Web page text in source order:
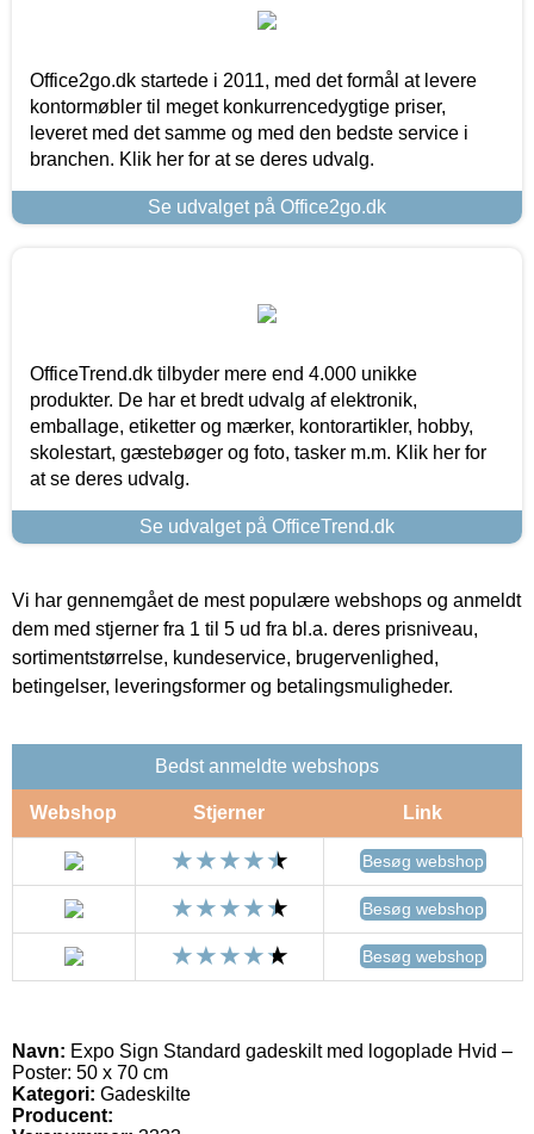
Office2go.dk startede i 2011, med det formål at levere
kontormøbler til meget konkurrencedygtige priser,
leveret med det samme og med den bedste service i
branchen. Klik her for at se deres udvalg.
Se udvalget på Office2go.dk
OfficeTrend.dk tilbyder mere end 4.000 unikke
produkter. De har et bredt udvalg af elektronik,
emballage, etiketter og mærker, kontorartikler, hobby,
skolestart, gæstebøger og foto, tasker m.m. Klik her for
at se deres udvalg.
Se udvalget på OfficeTrend.dk
Vi har gennemgået de mest populære webshops og anmeldt
dem med stjerner fra 1 til 5 ud fra bl.a. deres prisniveau,
sortimentstørrelse, kundeservice, brugervenlighed,
betingelser, leveringsformer og betalingsmuligheder.
Bedst anmeldte webshops
Webshop Stjerner Link
Besøg webshop
Besøg webshop
Besøg webshop
Navn: Expo Sign Standard gadeskilt med logoplade Hvid –
Poster: 50 x 70 cm
Kategori: Gadeskilte
Producent: